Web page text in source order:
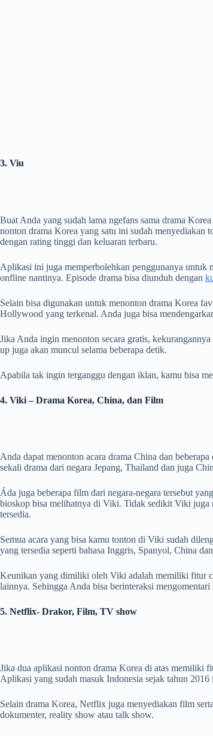
3. Viu
Buat Anda yang sudah lama ngefans sama drama
nonton drama Korea yang satu ini sudah menyediakan
dengan rating tinggi dan keluaran terbaru.
Aplikasi ini juga memperbolehkan penggunanya untuk
onfline nantinya. Episode drama bisa diunduh dengan
Selain bisa digunakan untuk menonton drama Korea
Hollywood yang terkenal. Anda juga bisa
Jika Anda ingin menonton secara gratis,
up juga akan muncul selama beberapa detik.
Apabila tak ingin terganggu dengan iklan, kamu bisa
4. Viki – Drama Korea, China, dan Film
Anda dapat menonton acara drama China dan
sekali drama dari negara Jepang, Thailand dan juga
Áda juga beberapa film dari negara-negara tersebut
bioskop bisa melihatnya di Viki. Tidak sedikit Viki
tersedia.
Semua acara yang bisa kamu tonton di Viki sudah
yang tersedia seperti bahasa Inggris, Spanyol, China
Keunikan yang dimiliki oleh Viki adalah memiliki fitur
lainnya. Sehingga Anda bisa berinteraksi
5. Netflix- Drakor, Film, TV show
Jika dua aplikasi nonton drama Korea di atas memiliki
Aplikasi yang sudah masuk Indonesia sejak tahun
Selain drama Korea, Netflix juga menyediakan film
dokumenter, reality show atau talk show.